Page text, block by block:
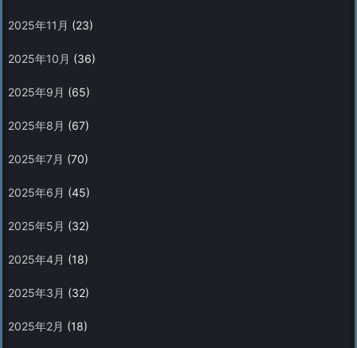
2025年11月 (23)
2025年10月 (36)
2025年9月 (65)
2025年8月 (67)
2025年7月 (70)
2025年6月 (45)
2025年5月 (32)
2025年4月 (18)
2025年3月 (32)
2025年2月 (18)